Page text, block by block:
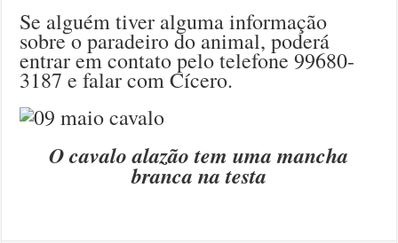
Se alguém tiver alguma informação
sobre o paradeiro do animal, poderá
entrar em contato pelo telefone 99680-
3187 e falar com Cícero.
O cavalo alazão tem uma mancha
branca na testa